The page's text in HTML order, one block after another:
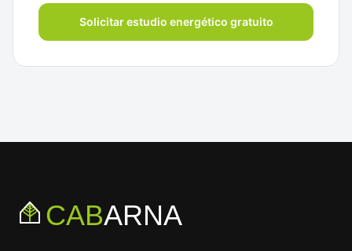
Solicitar estudio energético gratuito
CABARNA